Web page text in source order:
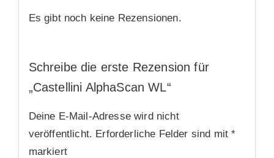
Es gibt noch keine Rezensionen.
Schreibe die erste Rezension für
„Castellini AlphaScan WL“
Deine E-Mail-Adresse wird nicht
veröffentlicht. Erforderliche Felder sind mit*
markiert